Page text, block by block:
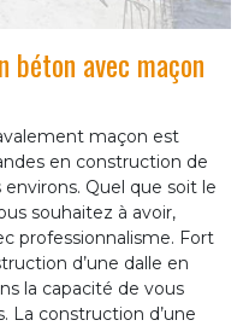
béton avec maçon
maçon est
en construction de
Quel que soit le
souhaitez à avoir,
professionnalisme. Fort
d’une dalle en
la capacité de vous
La construction d’une